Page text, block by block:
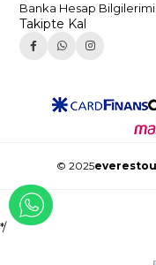
Banka Hesap
Takipte Kal
© 2025
*/
WHATSAPP İLE